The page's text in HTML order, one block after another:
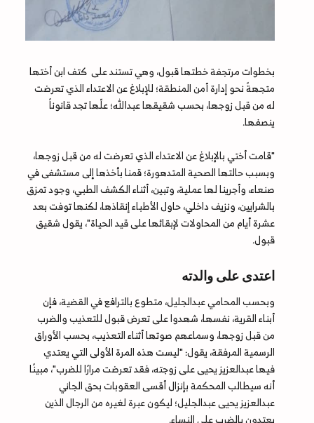
بخطوات مرتجفة خطتها قبول، وهي تستند على كتف ابن أختها
متجهةً نحو إدارة أمن المنطقة؛ للإبلاغ عن الاعتداء الذي تعرضت
له من قبل زوجها، بحسب شقيقها عبدالله؛ علّها تجد قانوناً
ينصفها.
"قامت أختي بالإبلاغ عن الاعتداء الذي تعرضت له من قبل زوجها،
وبسبب حالتها الصحية المتدهورة؛ قمنا بأخذها إلى مستشفى في
صنعاء، وأجرينا لها عملية، وتبين، أثناء الكشف الطبي، وجود تمزق
بالشرايين، ونزيف داخلي، حاول الأطباء إنقاذها، لكنها توفت بعد
عشرة أيام من المحاولات لإبقائها على قيد الحياة"، يقول شقيق
قبول.
اعتدى على والدته
وبحسب المحامي عبدالجليل، متطوع بالترافع في القضية، فإن
أبناء القرية، نفسها، شهدوا على تعرض قبول للتعذيب والضرب
من قبل زوجها، وسماعهم صوتها أثناء التعذيب، بحسب الأوراق
الرسمية المرفقة، يقول: "ليست هذه المرة الأولى التي يعتدي
فيها عبدالعزيز يحيى على زوجته، فقد تعرضت مرارًا للضرب"، مبينًا
أنه سيطالب المحكمة بإنزال أقسى العقوبات بحق الجاني
عبدالعزيز يحيى عبدالجليل؛ ليكون عبرة لغيره من الرجال الذين
يعتدون بالضرب على النساء.